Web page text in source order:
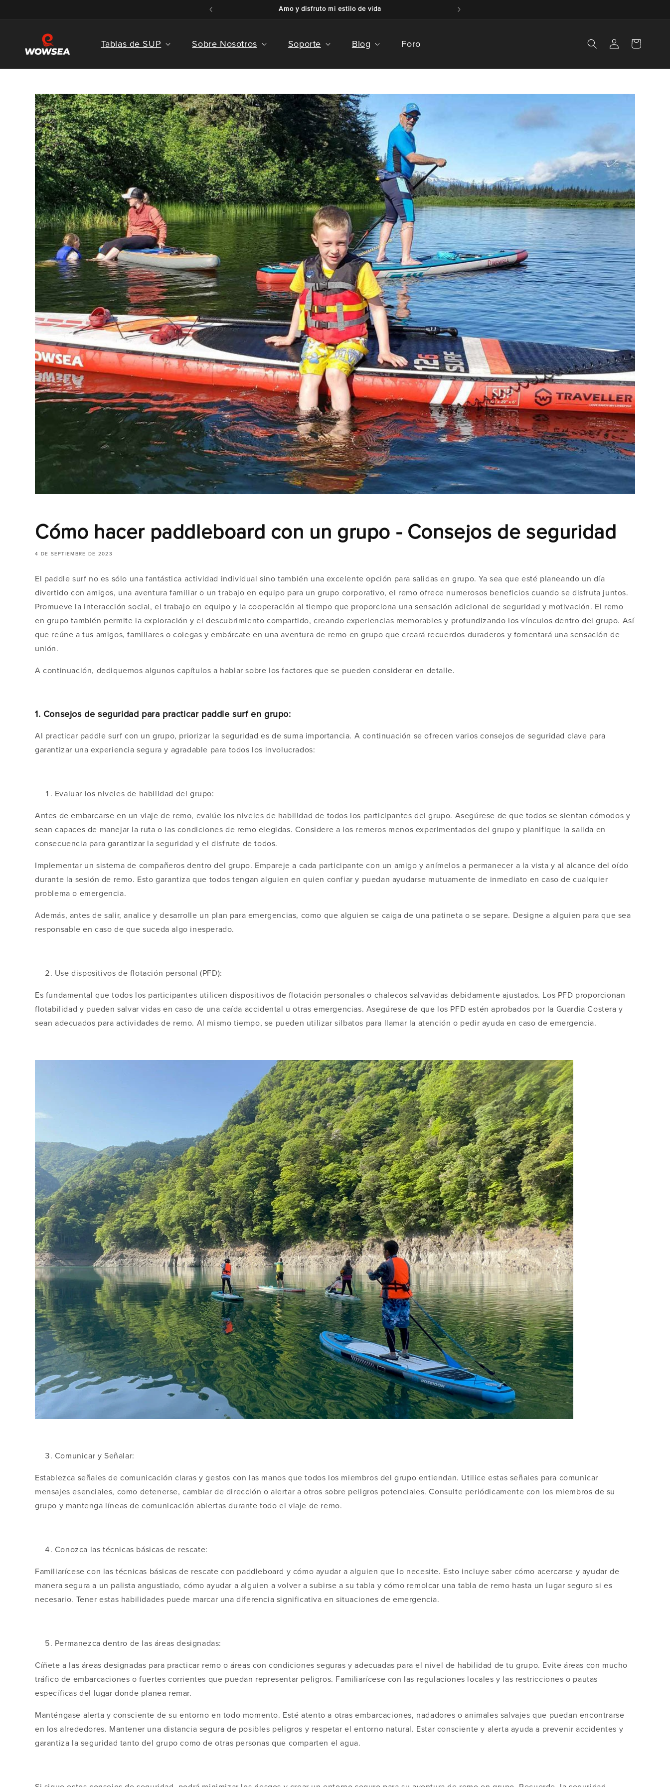
Amo y disfruto mi estilo de vida
Tablas de SUP Sobre Nosotros Soporte Blog Foro
Iniciar
sesión
Carrito
Cómo hacer paddleboard con un grupo - Consejos de seguridad
4 DE SEPTIEMBRE DE 2023
El paddle surf no es sólo una fantástica actividad individual sino también una excelente opción para salidas en grupo. Ya sea que esté planeando un día
divertido con amigos, una aventura familiar o un trabajo en equipo para un grupo corporativo, el remo ofrece numerosos beneficios cuando se disfruta juntos.
Promueve la interacción social, el trabajo en equipo y la cooperación al tiempo que proporciona una sensación adicional de seguridad y motivación. El remo
en grupo también permite la exploración y el descubrimiento compartido, creando experiencias memorables y profundizando los vínculos dentro del grupo. Así
que reúne a tus amigos, familiares o colegas y embárcate en una aventura de remo en grupo que creará recuerdos duraderos y fomentará una sensación de
unión.
A continuación, dediquemos algunos capítulos a hablar sobre los factores que se pueden considerar en detalle.
1. Consejos de seguridad para practicar paddle surf en grupo:
Al practicar paddle surf con un grupo, priorizar la seguridad es de suma importancia. A continuación se ofrecen varios consejos de seguridad clave para
garantizar una experiencia segura y agradable para todos los involucrados:
Evaluar los niveles de habilidad del grupo:
Antes de embarcarse en un viaje de remo, evalúe los niveles de habilidad de todos los participantes del grupo. Asegúrese de que todos se sientan cómodos y
sean capaces de manejar la ruta o las condiciones de remo elegidas. Considere a los remeros menos experimentados del grupo y planifique la salida en
consecuencia para garantizar la seguridad y el disfrute de todos.
Implementar un sistema de compañeros dentro del grupo. Empareje a cada participante con un amigo y anímelos a permanecer a la vista y al alcance del oído
durante la sesión de remo. Esto garantiza que todos tengan alguien en quien confiar y puedan ayudarse mutuamente de inmediato en caso de cualquier
problema o emergencia.
Además, antes de salir, analice y desarrolle un plan para emergencias, como que alguien se caiga de una patineta o se separe. Designe a alguien para que sea
responsable en caso de que suceda algo inesperado.
Use dispositivos de flotación personal (PFD):
Es fundamental que todos los participantes utilicen dispositivos de flotación personales o chalecos salvavidas debidamente ajustados. Los PFD proporcionan
flotabilidad y pueden salvar vidas en caso de una caída accidental u otras emergencias. Asegúrese de que los PFD estén aprobados por la Guardia Costera y
sean adecuados para actividades de remo. Al mismo tiempo, se pueden utilizar silbatos para llamar la atención o pedir ayuda en caso de emergencia.
Comunicar y Señalar:
Establezca señales de comunicación claras y gestos con las manos que todos los miembros del grupo entiendan. Utilice estas señales para comunicar
mensajes esenciales, como detenerse, cambiar de dirección o alertar a otros sobre peligros potenciales. Consulte periódicamente con los miembros de su
grupo y mantenga líneas de comunicación abiertas durante todo el viaje de remo.
Conozca las técnicas básicas de rescate:
Familiarícese con las técnicas básicas de rescate con paddleboard y cómo ayudar a alguien que lo necesite. Esto incluye saber cómo acercarse y ayudar de
manera segura a un palista angustiado, cómo ayudar a alguien a volver a subirse a su tabla y cómo remolcar una tabla de remo hasta un lugar seguro si es
necesario. Tener estas habilidades puede marcar una diferencia significativa en situaciones de emergencia.
Permanezca dentro de las áreas designadas:
Cíñete a las áreas designadas para practicar remo o áreas con condiciones seguras y adecuadas para el nivel de habilidad de tu grupo. Evite áreas con mucho
tráfico de embarcaciones o fuertes corrientes que puedan representar peligros. Familiarícese con las regulaciones locales y las restricciones o pautas
específicas del lugar donde planea remar.
Manténgase alerta y consciente de su entorno en todo momento. Esté atento a otras embarcaciones, nadadores o animales salvajes que puedan encontrarse
en los alrededores. Mantener una distancia segura de posibles peligros y respetar el entorno natural. Estar consciente y alerta ayuda a prevenir accidentes y
garantiza la seguridad tanto del grupo como de otras personas que comparten el agua.